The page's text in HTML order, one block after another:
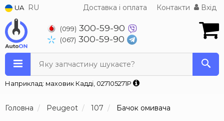
UA RU Доставка і оплата Контакти Вхід
(099) 300-59-90
(067) 300-59-90
Яку запчастину шукаєте?
Наприклад: маховик Кадді, 027105271P
Головна Peugeot 107 Бачок омивача